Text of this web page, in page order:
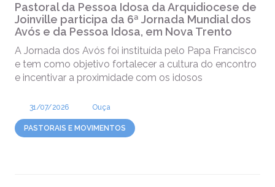
Pastoral da Pessoa Idosa da Arquidiocese de
Joinville participa da 6ª Jornada Mundial dos
Avós e da Pessoa Idosa, em Nova Trento
A Jornada dos Avós foi instituída pelo Papa Francisco
e tem como objetivo fortalecer a cultura do encontro
e incentivar a proximidade com os idosos
31/07/2026 Ouça
PASTORAIS E MOVIMENTOS